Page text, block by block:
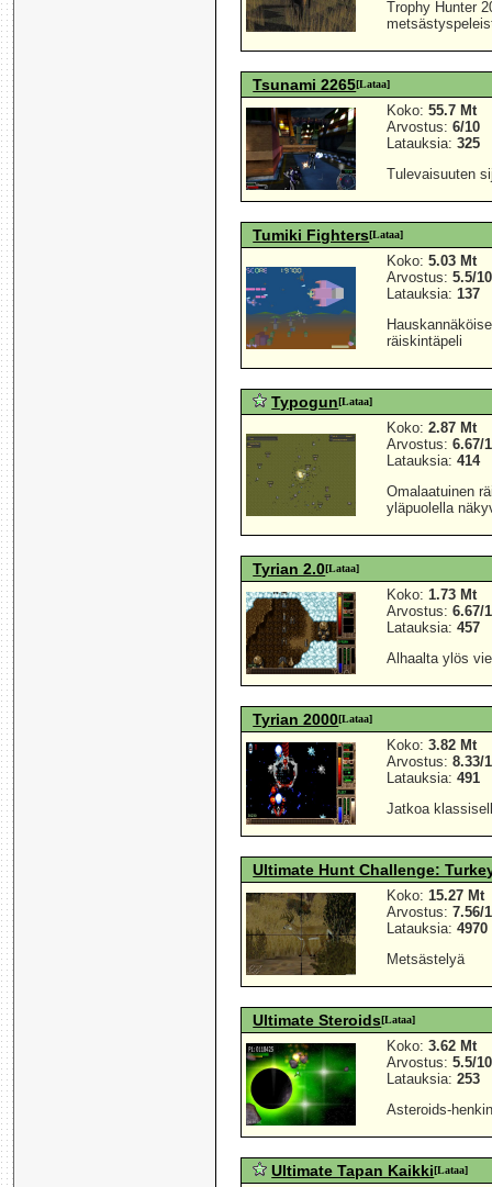
Trophy Hunter
Tsunami 2265[Lataa]
Koko:55.7 Mt
Arvostus:6/10
Latauksia:325
Tulevaisuuten
Tumiki Fighters[Lataa]
Koko:5.03 Mt
Arvostus:5.5/10
Latauksia:137
räiskintäpeli
Typogun[Lataa]
Koko:2.87 Mt
Arvostus:6.67/
Latauksia:414
Omalaatuinen
yläpuolella
Tyrian 2.0[Lataa]
Koko:1.73 Mt
Arvostus:6.67/
Latauksia:457
Alhaalta ylös
Tyrian 2000[Lataa]
Koko:3.82 Mt
Arvostus:8.33/
Latauksia:491
Jatkoa
Ultimate Hunt Challenge:
Koko:15.27 Mt
Arvostus:7.56/
Latauksia:4970
Metsästelyä
Ultimate Steroids[Lataa]
Koko:3.62 Mt
Arvostus:5.5/10
Latauksia:253
Asteroids-
Ultimate Tapan Kaikki[Lataa]